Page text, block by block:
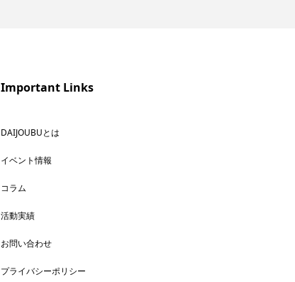
Important Links
DAIJOUBUとは
イベント情報
コラム
活動実績
お問い合わせ
プライバシーポリシー